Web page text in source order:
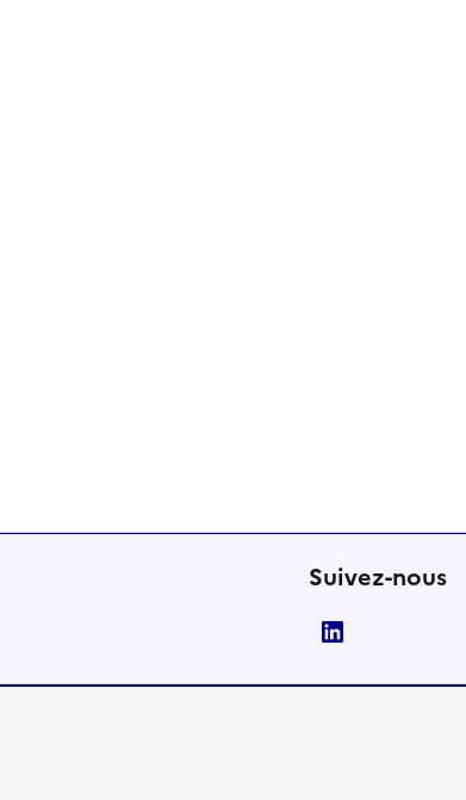
Suivez-nous